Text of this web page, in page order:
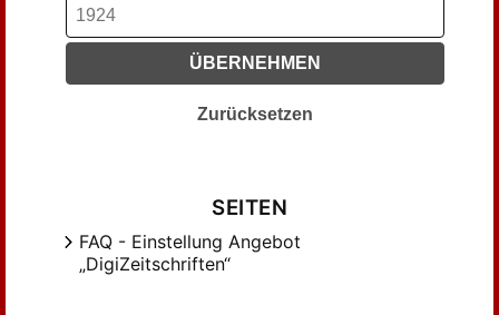
ÜBERNEHMEN
Zurücksetzen
SEITEN
FAQ - Einstellung Angebot
„DigiZeitschriften“